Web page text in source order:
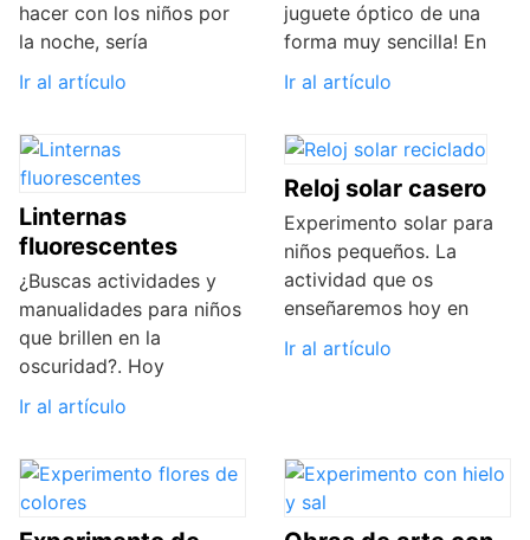
hacer con los niños por
la noche, sería
Ir al artículo
juguete óptico de una
forma muy sencilla! En
Ir al artículo
Linternas
fluorescentes
¿Buscas actividades y
manualidades para niños
que brillen en la
oscuridad?. Hoy
Ir al artículo
Reloj solar casero
Experimento solar para
niños pequeños. La
actividad que os
enseñaremos hoy en
Ir al artículo